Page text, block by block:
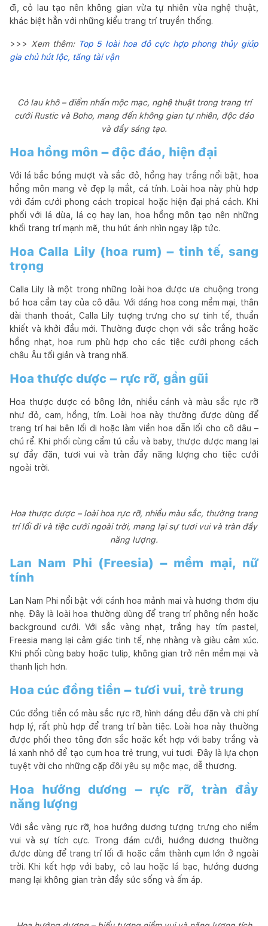
đi, cỏ lau tạo nên không gian vừa tự nhiên vừa nghệ thuật,
khác biệt hẳn với những kiểu trang trí truyền thống.
>>> Xem thêm: Top 5 loài hoa đỏ cực hợp phong thủy giúp
gia chủ hút lộc, tăng tài vận
Cỏ lau khô – điểm nhấn mộc mạc, nghệ thuật trong trang trí
cưới Rustic và Boho, mang đến không gian tự nhiên, độc đáo
và đầy sáng tạo.
Hoa hồng môn – độc đáo, hiện đại
Với lá bắc bóng mượt và sắc đỏ, hồng hay trắng nổi bật, hoa
hồng môn mang vẻ đẹp lạ mắt, cá tính. Loài hoa này phù hợp
với đám cưới phong cách tropical hoặc hiện đại phá cách. Khi
phối với lá dừa, lá cọ hay lan, hoa hồng môn tạo nên những
khối trang trí mạnh mẽ, thu hút ánh nhìn ngay lập tức.
Hoa Calla Lily (hoa rum) – tinh tế, sang
trọng
Calla Lily là một trong những loài hoa được ưa chuộng trong
bó hoa cầm tay của cô dâu. Với dáng hoa cong mềm mại, thân
dài thanh thoát, Calla Lily tượng trưng cho sự tinh tế, thuần
khiết và khởi đầu mới. Thường được chọn với sắc trắng hoặc
hồng nhạt, hoa rum phù hợp cho các tiệc cưới phong cách
châu Âu tối giản và trang nhã.
Hoa thược dược – rực rỡ, gần gũi
Hoa thược dược có bông lớn, nhiều cánh và màu sắc rực rỡ
như đỏ, cam, hồng, tím. Loài hoa này thường được dùng để
trang trí hai bên lối đi hoặc làm viền hoa dẫn lối cho cô dâu –
chú rể. Khi phối cùng cẩm tú cầu và baby, thược dược mang lại
sự đầy đặn, tươi vui và tràn đầy năng lượng cho tiệc cưới
ngoài trời.
Hoa thược dược – loài hoa rực rỡ, nhiều màu sắc, thường trang
trí lối đi và tiệc cưới ngoài trời, mang lại sự tươi vui và tràn đầy
năng lượng.
Lan Nam Phi (Freesia) – mềm mại, nữ
tính
Lan Nam Phi nổi bật với cánh hoa mảnh mai và hương thơm dịu
nhẹ. Đây là loài hoa thường dùng để trang trí phông nền hoặc
background cưới. Với sắc vàng nhạt, trắng hay tím pastel,
Freesia mang lại cảm giác tinh tế, nhẹ nhàng và giàu cảm xúc.
Khi phối cùng baby hoặc tulip, không gian trở nên mềm mại và
thanh lịch hơn.
Hoa cúc đồng tiền – tươi vui, trẻ trung
Cúc đồng tiền có màu sắc rực rỡ, hình dáng đều đặn và chi phí
hợp lý, rất phù hợp để trang trí bàn tiệc. Loài hoa này thường
được phối theo tông đơn sắc hoặc kết hợp với baby trắng và
lá xanh nhỏ để tạo cụm hoa trẻ trung, vui tươi. Đây là lựa chọn
tuyệt vời cho những cặp đôi yêu sự mộc mạc, dễ thương.
Hoa hướng dương – rực rỡ, tràn đầy
năng lượng
Với sắc vàng rực rỡ, hoa hướng dương tượng trưng cho niềm
vui và sự tích cực. Trong đám cưới, hướng dương thường
được dùng để trang trí lối đi hoặc cắm thành cụm lớn ở ngoài
trời. Khi kết hợp với baby, cỏ lau hoặc lá bạc, hướng dương
mang lại không gian tràn đầy sức sống và ấm áp.